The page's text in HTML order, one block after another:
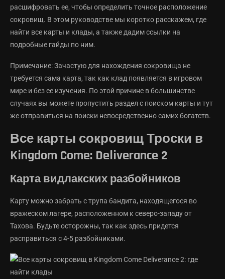
расшифровать ее, чтобы определить точное расположение
сокровищ. В этом руководстве мы коротко расскажем, где
найти все карты и клады, а также дадим ссылки на
подробные гайды по ним.
Примечание: Зачастую для нахождения сокровища не
требуется сама карта, так как клад появляется в игровом
мире и без ее изучения. По этой причине в большинстве
случаях вы можете пропустить раздел с поиском карты и тут
же отправиться на поиски непосредственно самих богатств.
Все карты сокровищ Троски в
Kingdom Come: Deliverance 2
Карта видлакских разбойников
Карту можно забрать с трупа бандита, находящегося во
вражеском лагере, расположенном к северо-западу от
Тахова. Будьте осторожны, так как здесь придется
расправиться с 4-5 разбойниками.